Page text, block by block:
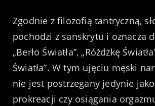
Zgodnie z filozofią tantryczną,
pochodzi z sanskrytu i oznacza
„Berło Światła”, „Różdżkę
Światła”. W tym ujęciu męski
nie jest postrzegany jedynie
prokreacji czy osiągania